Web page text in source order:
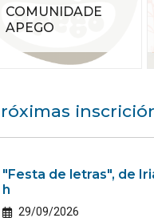
COMUNIDADE
APEGO
"Festa de letras", de
h
29/09/2026